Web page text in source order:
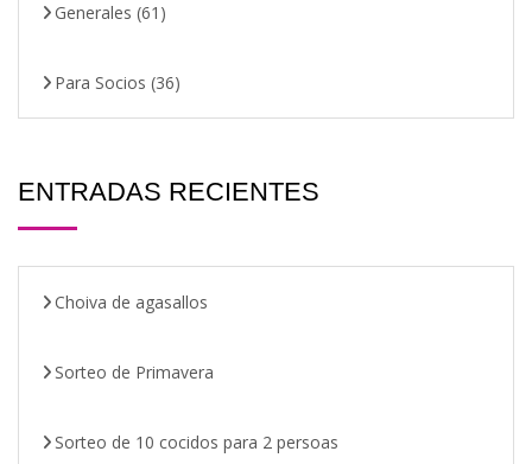
Generales (61)
Para Socios (36)
ENTRADAS RECIENTES
Choiva de agasallos
Sorteo de Primavera
Sorteo de 10 cocidos para 2 persoas